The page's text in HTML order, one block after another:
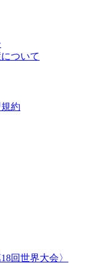
ついて
約
回世界大会〉